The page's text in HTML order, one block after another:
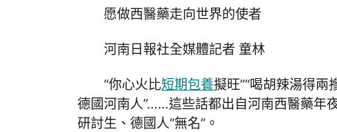
愿做西醫藥走向世界的使者
河南日報社全媒體記者 童林
“你心火比短期包養擬旺”“喝胡辣湯得兩
德國河南人”……這些話都出自河南西醫藥年
研討生、德國人“無名”。